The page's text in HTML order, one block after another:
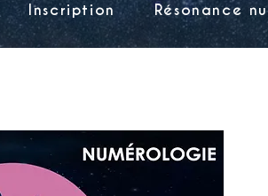
Inscription Résonance